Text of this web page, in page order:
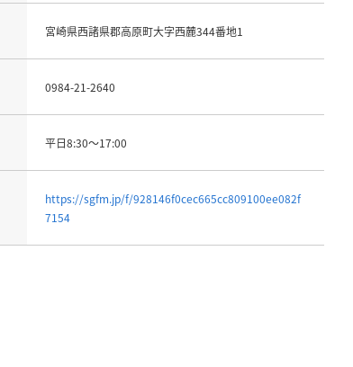
宮崎県西諸県郡高原町大字西麓344番地1
0984-21-2640
平日8:30～17:00
https://sgfm.jp/f/928146f0cec665cc809100ee082f
7154